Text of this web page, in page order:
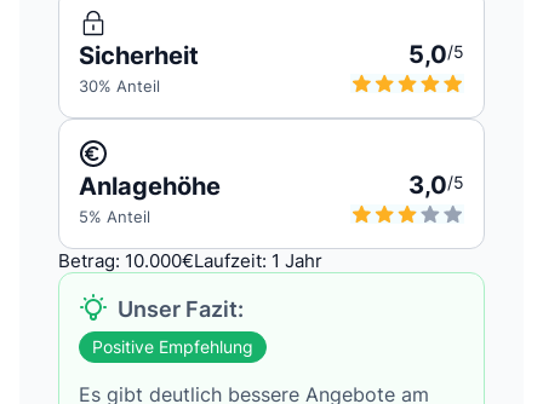
Sicherheit 5,0/5
30% Anteil
Anlagehöhe 3,0/5
5% Anteil
Betrag: 10.000€Laufzeit: 1 Jahr
Unser Fazit:
Positive Empfehlung
Es gibt deutlich bessere Angebote am